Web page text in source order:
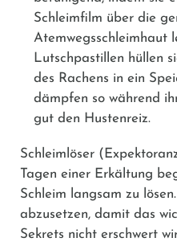
Schleimfilm über die
Atemwegsschleimhaut
Lutschpastillen hüllen
des Rachens in ein
dämpfen so während
gut den Hustenreiz.
Schleimlöser
Tagen einer Erkältung
Schleim langsam zu
abzusetzen, damit das
Sekrets nicht erschwert